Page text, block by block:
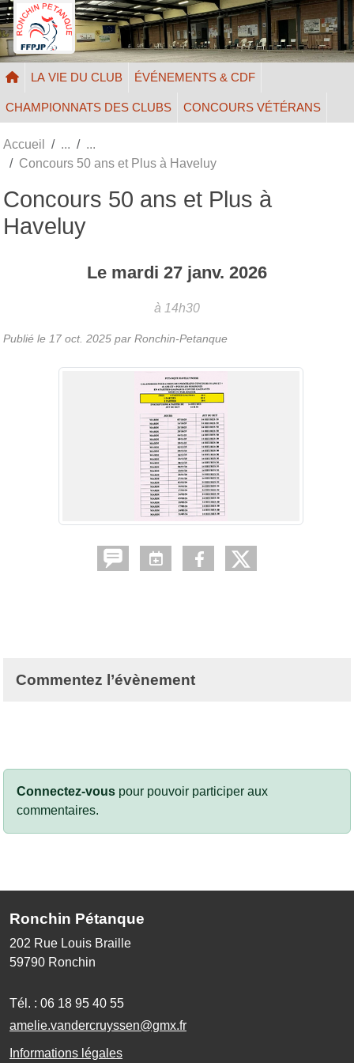
LA VIE DU CLUB ÉVÉNEMENTS & CDF
CHAMPIONNATS DES CLUBS CONCOURS VÉTÉRANS
Accueil
Concours 50 ans et Plus à Haveluy
Concours 50 ans et Plus à
Haveluy
Le mardi 27 janv. 2026
à 14h30
Publié le 17 oct. 2025 par Ronchin-Petanque
Commentez l’évènement
Connectez-vous pour pouvoir participer aux
commentaires.
Ronchin Pétanque
202 Rue Louis Braille
59790 Ronchin
Tél. : 06 18 95 40 55
amelie.vandercruyssen@gmx.fr
Informations légales
Panneau de gestion des cookies